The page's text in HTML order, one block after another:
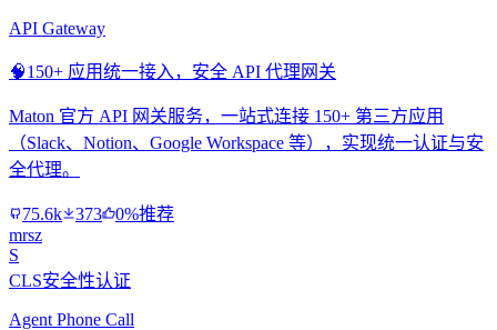
API Gateway
🧠150+ 应用统一接入，安全 API 代理网关
Maton 官方 API 网关服务，一站式连接 150+ 第三方应用
（Slack、Notion、Google Workspace 等），实现统一认证与安
全代理。
75.6k 373
0%推荐
mrsz
S
CLS安全性认证
Agent Phone Call